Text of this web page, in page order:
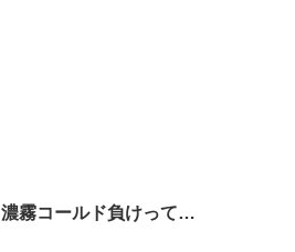
濃霧コールド負けって…